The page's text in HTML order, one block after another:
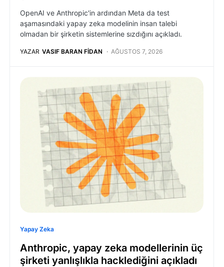
OpenAI ve Anthropic'in ardından Meta da test
aşamasındaki yapay zeka modelinin insan talebi
olmadan bir şirketin sistemlerine sızdığını açıkladı.
YAZAR VASIF BARAN FIDAN AĞUSTOS 7, 2026
Yapay Zeka
Anthropic, yapay zeka modellerinin üç
şirketi yanlışlıkla hacklediğini açıkladı